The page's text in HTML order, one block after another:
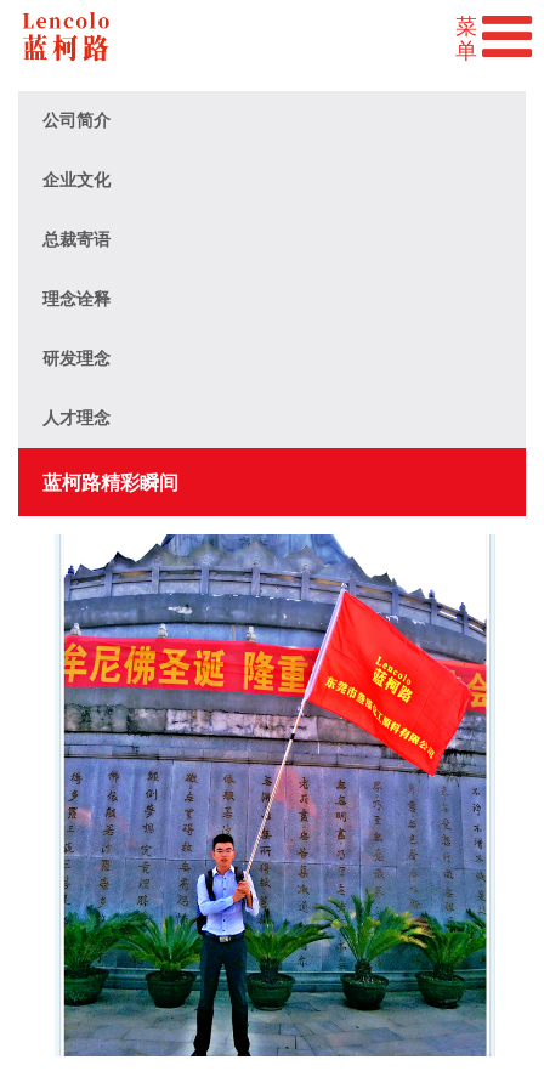
公司简介
企业文化
总裁寄语
理念诠释
研发理念
人才理念
蓝柯路精彩瞬间